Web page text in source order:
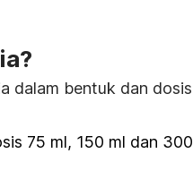
dalam bentuk dan dosis
75 ml, 150 ml dan 300